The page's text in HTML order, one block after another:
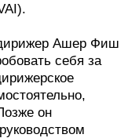
Ашер Фиш
себя за
он